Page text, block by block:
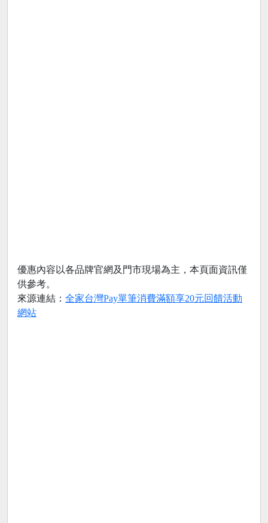
優惠內容以各品牌官網及門市現場為主，本頁面資訊僅
供參考。
來源連結： 全家台灣Pay單筆消費滿額享20元回饋活動
網站